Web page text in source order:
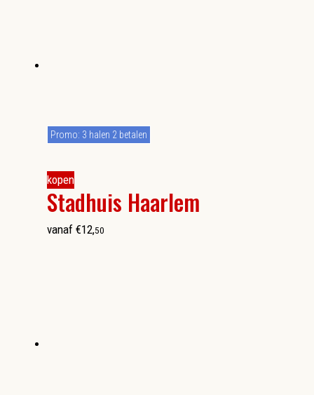
kopen
Stadhuis Haarlem
Promo: 3 halen 2 betalen
vanaf €12,50